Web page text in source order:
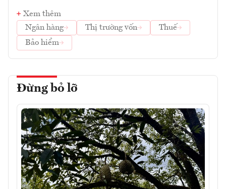
Xem thêm
Ngân hàng
Thị trường vốn
Thuế
Bảo hiểm
Đừng bỏ lỡ